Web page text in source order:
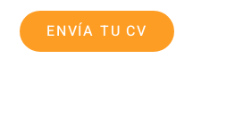
ENVÍA TU CV